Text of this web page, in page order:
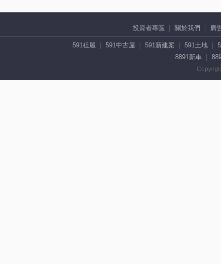
投資者專區 關於我們 廣
591租屋 591中古屋 591新建案 591土地
8891新車